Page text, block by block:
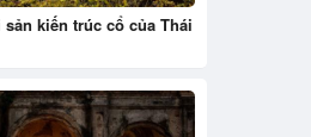
sản kiến trúc cổ của Thái